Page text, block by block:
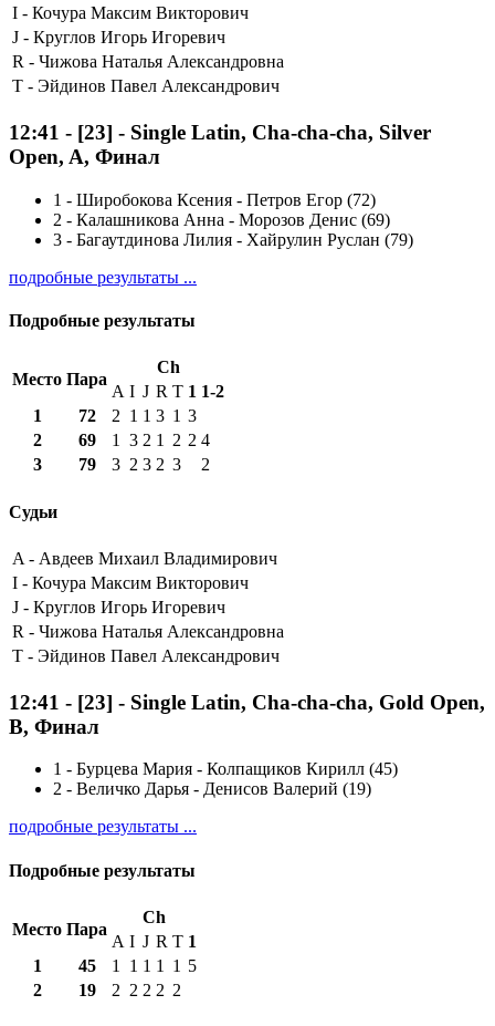
I - Кочура Максим Викторович
J - Круглов Игорь Игоревич
R - Чижова Наталья Александровна
T - Эйдинов Павел Александрович
12:41 - [23] - Single Latin, Cha-cha-cha, Silver
Open, A, Финал
1 - Широбокова Ксения - Петров Егор (72)
2 - Калашникова Анна - Морозов Денис (69)
3 - Багаутдинова Лилия - Хайрулин Руслан (79)
подробные результаты ...
Подробные результаты
Место Пара
Ch
A I J R T 1 1-2
1
72 2 1 1 3 1 3
2
69 1 3 2 1 2 2 4
3
79 3 2 3 2 3 2
Судьи
A - Авдеев Михаил Владимирович
I - Кочура Максим Викторович
J - Круглов Игорь Игоревич
R - Чижова Наталья Александровна
T - Эйдинов Павел Александрович
12:41 - [23] - Single Latin, Cha-cha-cha, Gold Open,
B, Финал
1 - Бурцева Мария - Колпащиков Кирилл (45)
2 - Величко Дарья - Денисов Валерий (19)
подробные результаты ...
Подробные результаты
Место Пара
Ch
A I J R T 1
1
45 1 1 1 1 1 5
2
19 2 2 2 2 2